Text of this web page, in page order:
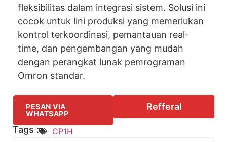
fleksibilitas dalam integrasi sistem. Solusi ini
cocok untuk lini produksi yang memerlukan
kontrol terkoordinasi, pemantauan real-
time, dan pengembangan yang mudah
dengan perangkat lunak pemrograman
Omron standar.
PESAN VIA
WHATSAPP
Refferal
Tags : CP1H